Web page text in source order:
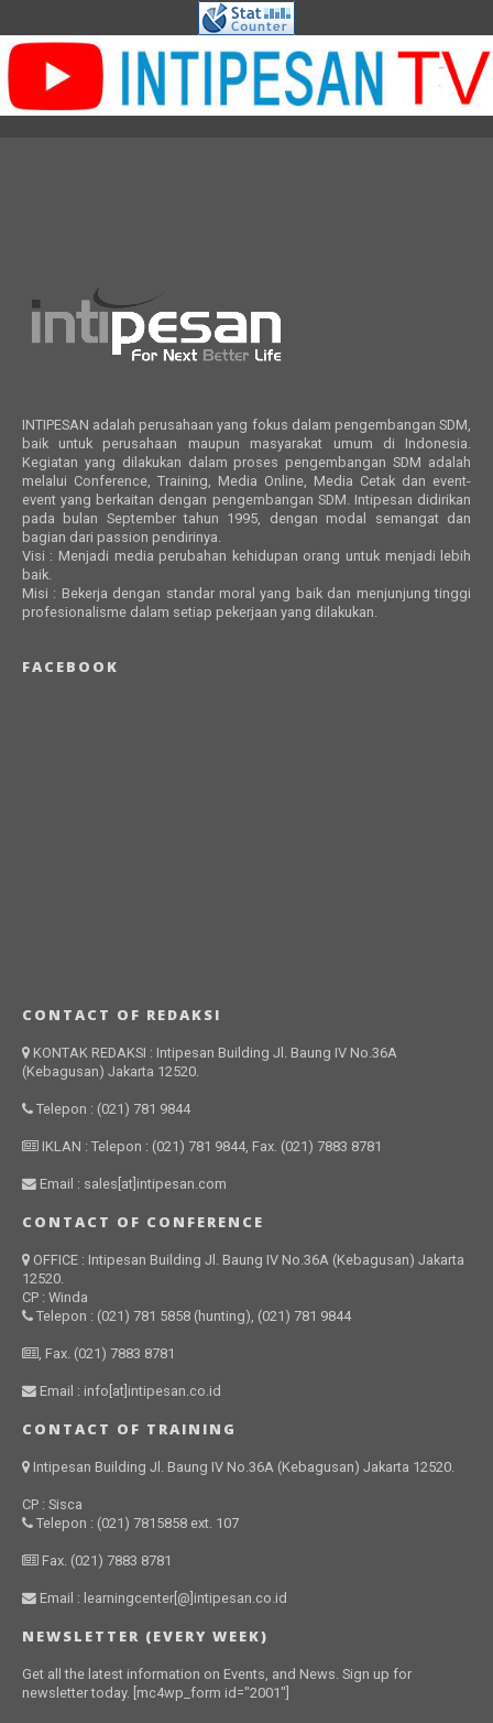
INTIPESAN adalah perusahaan yang fokus dalam pengembangan SDM,
baik untuk perusahaan maupun masyarakat umum di Indonesia.
Kegiatan yang dilakukan dalam proses pengembangan SDM adalah
melalui Conference, Training, Media Online, Media Cetak dan event-
event yang berkaitan dengan pengembangan SDM. Intipesan didirikan
pada bulan September tahun 1995, dengan modal semangat dan
bagian dari passion pendirinya.
Visi : Menjadi media perubahan kehidupan orang untuk menjadi lebih
baik.
Misi : Bekerja dengan standar moral yang baik dan menjunjung tinggi
profesionalisme dalam setiap pekerjaan yang dilakukan.
FACEBOOK
CONTACT OF REDAKSI
KONTAK REDAKSI : Intipesan Building Jl. Baung IV No.36A
(Kebagusan) Jakarta 12520.
Telepon : (021) 781 9844
IKLAN : Telepon : (021) 781 9844, Fax. (021) 7883 8781
Email : sales[at]intipesan.com
CONTACT OF CONFERENCE
OFFICE : Intipesan Building Jl. Baung IV No.36A (Kebagusan) Jakarta
12520.
CP : Winda
Telepon : (021) 781 5858 (hunting), (021) 781 9844
, Fax. (021) 7883 8781
Email : info[at]intipesan.co.id
CONTACT OF TRAINING
Intipesan Building Jl. Baung IV No.36A (Kebagusan) Jakarta 12520.
CP : Sisca
Telepon : (021) 7815858 ext. 107
Fax. (021) 7883 8781
Email : learningcenter[@]intipesan.co.id
NEWSLETTER (EVERY WEEK)
Get all the latest information on Events, and News. Sign up for
newsletter today. [mc4wp_form id="2001"]